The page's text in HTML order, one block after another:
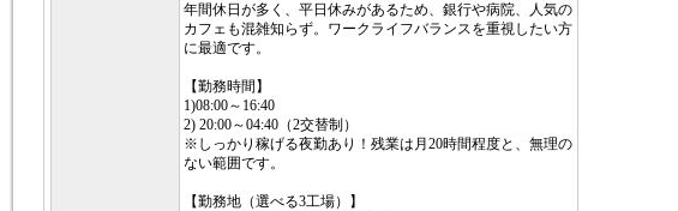
年間休日が多く、平日休みがあるため、銀行や病院、人気の
カフェも混雑知らず。ワークライフバランスを重視したい方
に最適です。
【勤務時間】
1)08:00～16:40
2) 20:00～04:40（2交替制）
※しっかり稼げる夜勤あり！残業は月20時間程度と、無理の
ない範囲です。
【勤務地（選べる3工場）】